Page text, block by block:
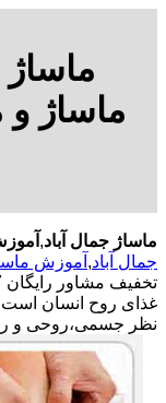
ماساژ و
ماساژ جمال آباد,
جمال آباد, آموزش
غذای روح انسان
نظر جسمی،روحی و